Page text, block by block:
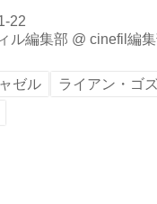
22
ル編集部 @ cinefil編
ゼル
ライアン・ゴ